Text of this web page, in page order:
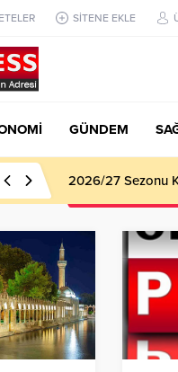
SİTENE EKLE
GÜNDEM
2026/27 Sezonu